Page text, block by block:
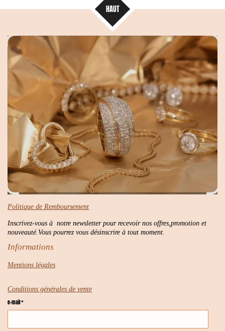
HAUT
Politique de Remboursement
Inscrivez-vous à notre newsletter pour recevoir nos offres,promotion et
nouveauté.Vous pourrez vous désinscrire à tout moment.
Informations
Mentions légales
Conditions générales de vente
e-mail *